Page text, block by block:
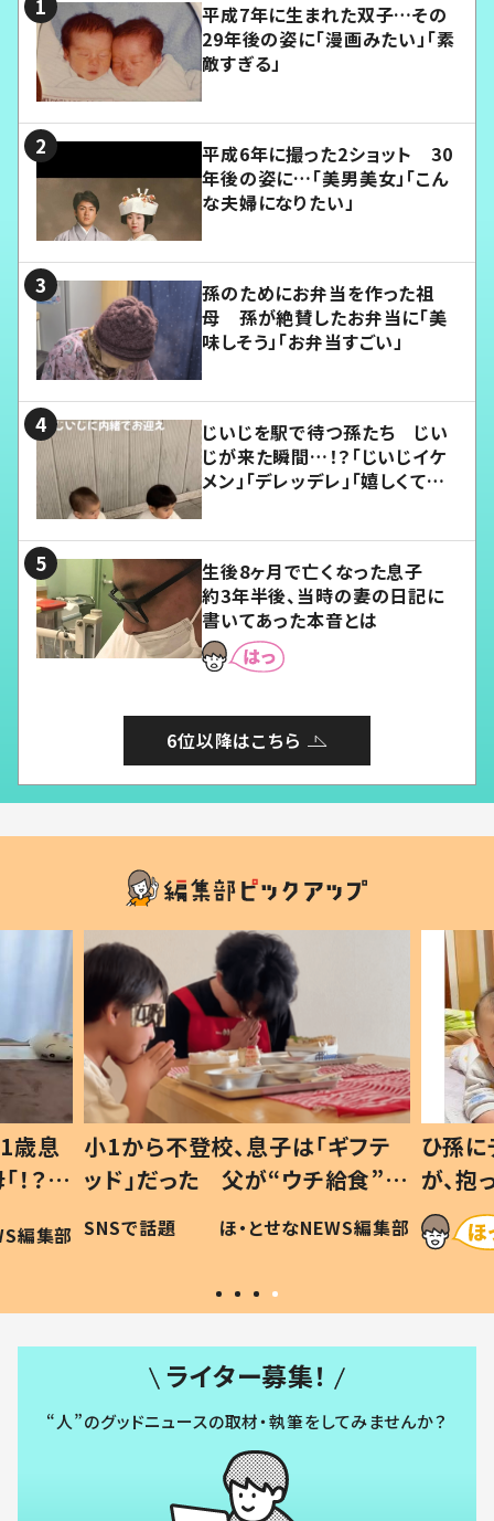
平成7年に生まれた双子…その
29年後の姿に「漫画みたい」「素
敵すぎる」
平成6年に撮った2ショット 30
年後の姿に…「美男美女」「こん
な夫婦になりたい」
孫のためにお弁当を作った祖
母 孫が絶賛したお弁当に「美
味しそう」「お弁当すごい」
じいじを駅で待つ孫たち じい
じが来た瞬間…！？「じいじイケ
メン」「デレッデレ」「嬉しくて可
生後8ヶ月で亡くなった息子
約3年半後、当時の妻の日記に
書いてあった本音とは
6位以降はこちら
歳息
？」
編集部
小1から不登校、息子は「ギフテ
ッド」だった 父が“ウチ給食”を
作り続ける理由とは #令和の親
#令和の子
SNSで話題 ほ・とせなNEWS編集部
ひ孫
が、
「涙が
い」
ライター募集！
“人”のグッドニュースの取材・執筆をしてみませんか？